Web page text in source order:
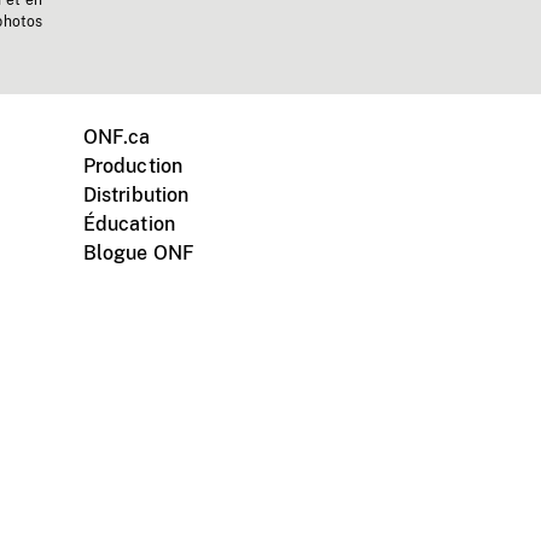
ONF.ca
Production
Distribution
Éducation
Blogue ONF